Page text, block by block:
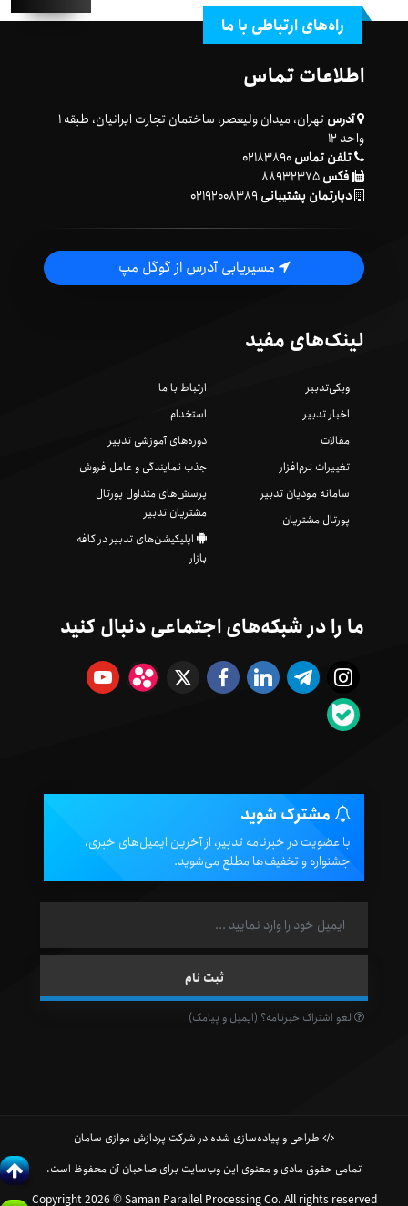
راه‌های ارتباطی با ما
اطلاعات تماس
آدرس
تهران، میدان ولیعصر، ساختمان تجارت ایرانیان، طبقه ۱
واحد ۱۲
تلفن تماس۰۲۱۸۳۸۹۰
فکس۸۸۹۳۲۳۷۵
دپارتمان پشتیبانی۰۲۱۹۲۰۰۸۳۸۹
مسیریابی آدرس از گوگل مپ
لینک‌های مفید
ویکی‌تدبیر
اخبار تدبیر
مقالات
تغییرات نرم‌افزار
سامانه مودیان تدبیر
پورتال مشتریان
ارتباط با ما
استخدام
دوره‌های آموزشی تدبیر
جذب نمایندگی و عامل فروش
پرسش‌های متداول پورتال
مشتریان تدبیر
اپلیکیشن‌های تدبیر در کافه
بازار
ما را در شبکه‌های اجتماعی دنبال کنید
مشترک شوید
با عضویت در خبرنامه تدبیر، از آخرین ایمیل‌های خبری،
جشنواره و تخفیف‌ها مطلع می‌شوید.
لغو اشتراک خبرنامه؟ (ایمیل و پیامک)
طراحی و پیاده‌سازی شده در شرکت پردازش موازی سامان
تمامی حقوق مادی و معنوی این وب‌سایت برای صاحبان آن محفوظ است.
Copyright 2026 © Saman Parallel Processing Co. All rights reserved